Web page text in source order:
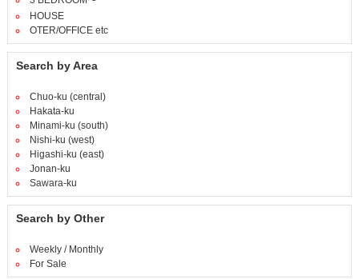
HOUSE
OTER/OFFICE etc
Search by Area
Chuo-ku (central)
Hakata-ku
Minami-ku (south)
Nishi-ku (west)
Higashi-ku (east)
Jonan-ku
Sawara-ku
Search by Other
Weekly / Monthly
For Sale